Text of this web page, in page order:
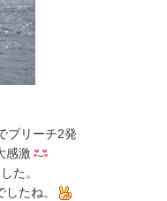
ブリーチ2発
感激
た。
たね。